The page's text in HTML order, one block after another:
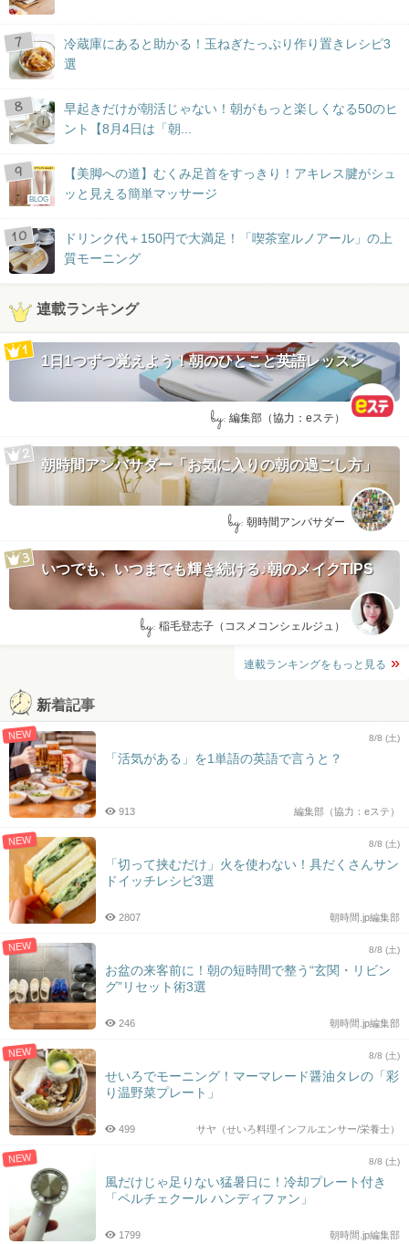
冷蔵庫にあると助かる！玉ねぎたっぷり作り置きレシピ3
選
早起きだけが朝活じゃない！朝がもっと楽しくなる50のヒ
ント【8月4日は「朝...
BLOG
【美脚への道】むくみ足首をすっきり！アキレス腱がシュ
ッと見える簡単マッサージ
ドリンク代＋150円で大満足！「喫茶室ルノアール」の上
質モーニング
連載ランキング
1日1つずつ覚えよう！朝のひとこと英語レッスン
by: 編集部（協力：eステ）
朝時間アンバサダー「お気に入りの朝の過ごし方」
by: 朝時間アンバサダー
いつでも、いつまでも輝き続ける♪朝のメイクTIPS
by: 稲毛登志子（コスメコンシェルジュ）
連載ランキングをもっと見る
新着記事
NEW 8/8 (土)
「活気がある」を1単語の英語で言うと？
編集部（協力：eステ）
913
NEW 8/8 (土)
「切って挟むだけ」火を使わない！具だくさんサン
ドイッチレシピ3選
朝時間.jp編集部
2807
NEW 8/8 (土)
お盆の来客前に！朝の短時間で整う“玄関・リビン
グ”リセット術3選
朝時間.jp編集部
246
NEW 8/8 (土)
せいろでモーニング！マーマレード醤油タレの「彩
り温野菜プレート」
サヤ（せいろ料理インフルエンサー/栄養士）
499
NEW 8/8 (土)
風だけじゃ足りない猛暑日に！冷却プレート付き
「ペルチェクール ハンディファン」
朝時間.jp編集部
1799